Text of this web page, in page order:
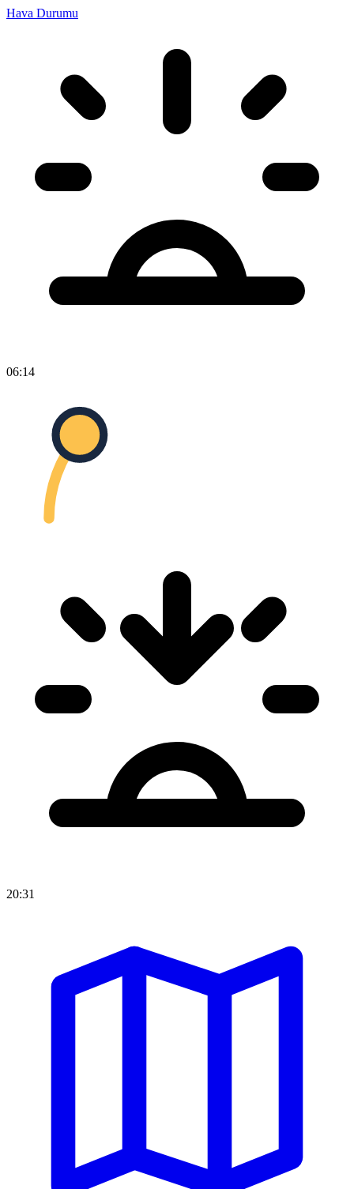
Hava Durumu
06:14
20:31